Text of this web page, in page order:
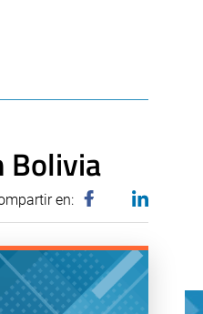
Bolivia
en: